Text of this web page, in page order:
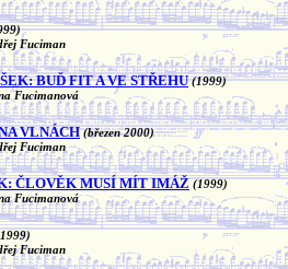
Fuciman
BUĎ FIT A VE STŘEHU (1999)
Fucimanová
VLNÁCH (březen 2000)
Fuciman
ČLOVĚK MUSÍ MÍT IMÁŽ (1999)
Fucimanová
Fuciman